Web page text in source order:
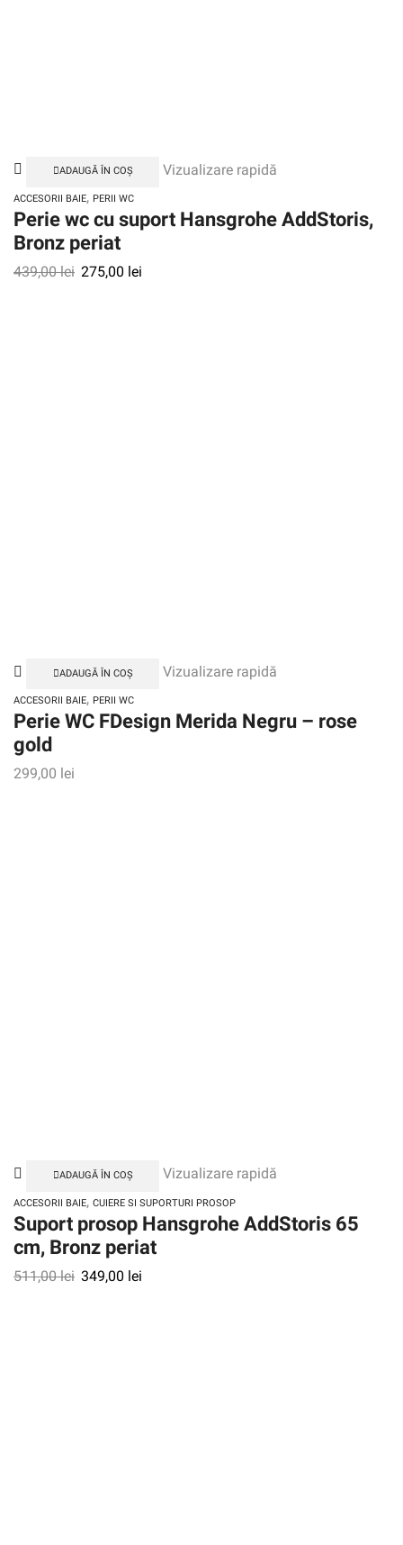
ADAUGĂ ÎN COȘ Vizualizare rapidă
ACCESORII BAIE, PERII WC
Perie wc cu suport Hansgrohe AddStoris,
Bronz periat
439,00lei 275,00 lei
ADAUGĂ ÎN COȘ Vizualizare rapidă
ACCESORII BAIE, PERII WC
Perie WC FDesign Merida Negru – rose
gold
299,00 lei
ADAUGĂ ÎN COȘ Vizualizare rapidă
ACCESORII BAIE, CUIERE SI SUPORTURI PROSOP
Suport prosop Hansgrohe AddStoris 65
cm, Bronz periat
511,00lei 349,00 lei